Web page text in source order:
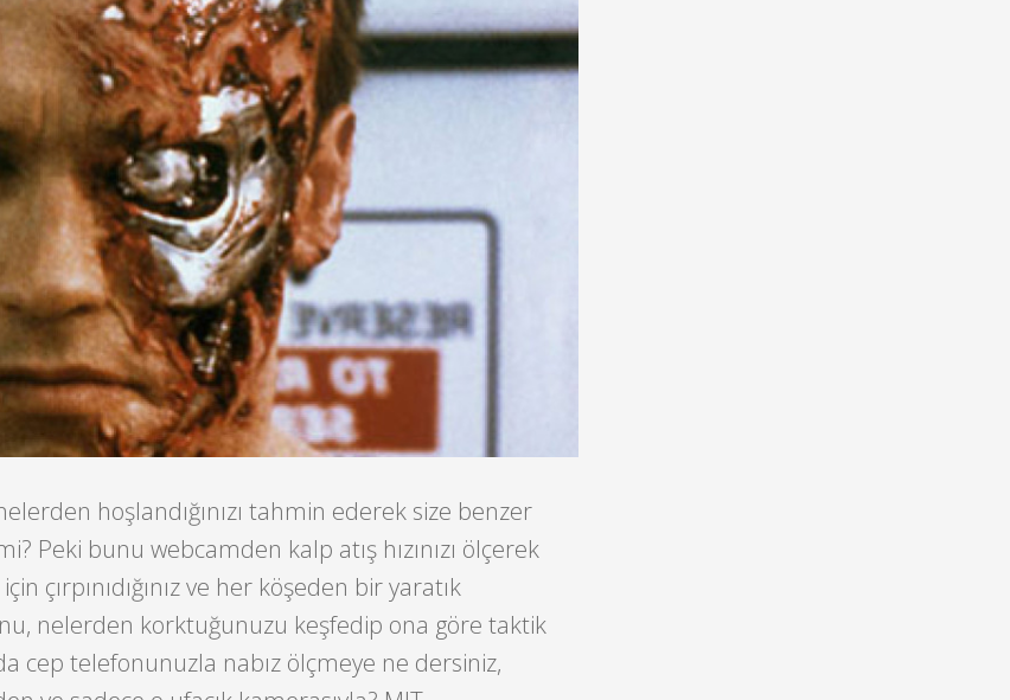
hoşlandığınızı tahmin ederek size benzer
Peki bunu webcamden kalp atış hızınızı ölçerek
çırpınıdığınız ve her köşeden bir yaratık
nelerden korktuğunuzu keşfedip ona göre taktik
cep telefonunuzla nabız ölçmeye ne dersiniz,